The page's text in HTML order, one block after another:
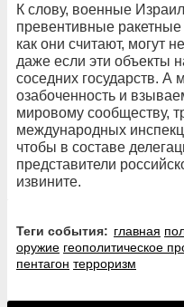
К слову, военные
превентивные
как они считают, могут
даже если эти объекты
соседних государств.
озабоченность и
мировому сообществу,
международных
чтобы в составе
представители
извините.
Теги события: главная
оружие геополитическое
пентагон терроризм